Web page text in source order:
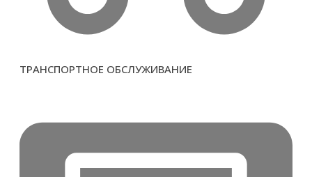
ТРАНСПОРТНОЕ ОБСЛУЖИВАНИЕ